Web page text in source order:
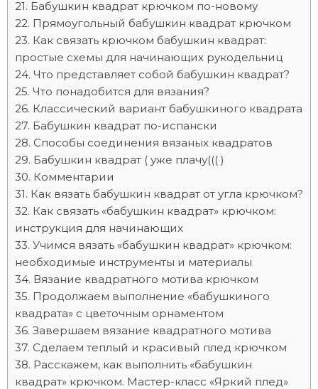
Бабушкин квадрат крючком по-новому
Прямоугольный бабушкин квадрат крючком
Как связать крючком бабушкин квадрат:
простые схемы для начинающих рукодельниц
Что представляет собой бабушкин квадрат?
Что понадобится для вязания?
Классический вариант бабушкиного квадрата
Бабушкин квадрат по-испански
Способы соединения вязаных квадратов
Бабушкин квадрат ( уже плачу((( )
Комментарии
Как вязать бабушкин квадрат от угла крючком?
Как связать «бабушкин квадрат» крючком:
инструкция для начинающих
Учимся вязать «бабушкин квадрат» крючком:
необходимые инструменты и материалы
Вязание квадратного мотива крючком
Продолжаем выполнение «бабушкиного
квадрата» с цветочным орнаментом
Завершаем вязание квадратного мотива
Сделаем теплый и красивый плед крючком
Расскажем, как выполнить «бабушкин
квадрат» крючком. Мастер-класс «Яркий плед»